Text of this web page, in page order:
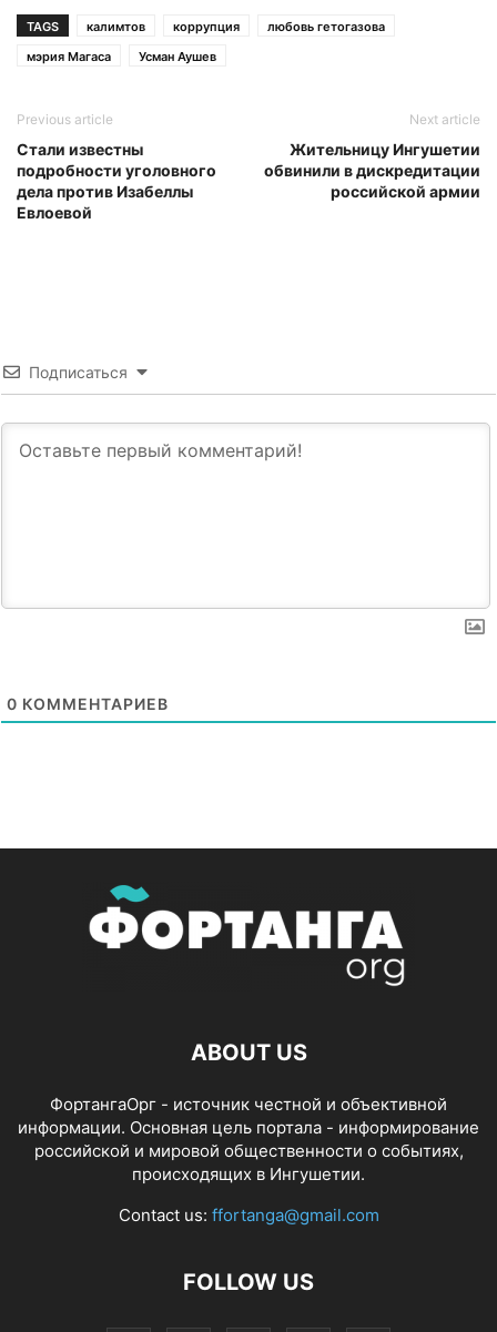
TAGS калимтов коррупция
любовь гетогазова
мэрия Магаса
Усман Аушев
Previous article
Стали известны
подробности уголовного
дела против Изабеллы
Евлоевой
Next article
Жительницу Ингушетии
обвинили в дискредитации
российской армии
Подписаться
0 КОММЕНТАРИЕВ
ABOUT US
ФортангаОрг - источник честной и объективной
информации. Основная цель портала - информирование
российской и мировой общественности о событиях,
происходящих в Ингушетии.
Contact us: ffortanga@gmail.com
FOLLOW US